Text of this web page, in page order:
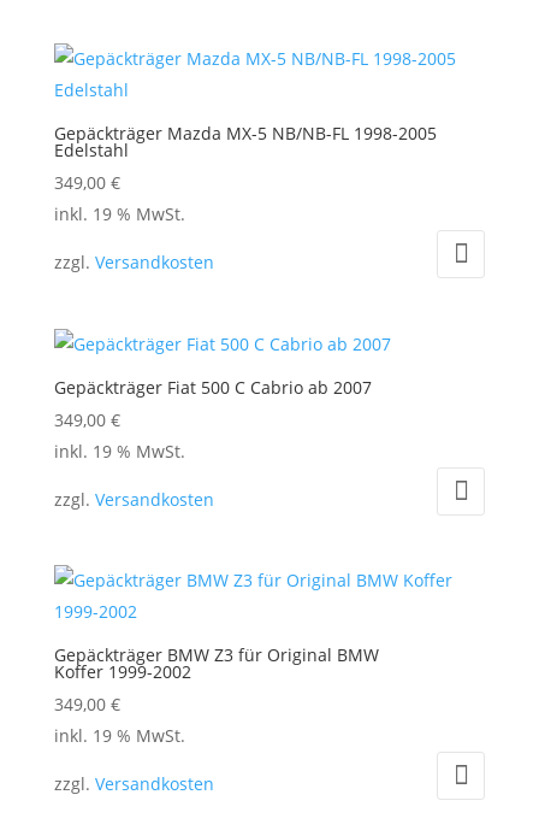
Gepäckträger Mazda MX-5 NB/NB-FL 1998-2005
Edelstahl
349,00 €
inkl. 19 % MwSt.
zzgl. Versandkosten
Gepäckträger Fiat 500 C Cabrio ab 2007
349,00 €
inkl. 19 % MwSt.
zzgl. Versandkosten
Gepäckträger BMW Z3 für Original BMW
Koffer 1999-2002
349,00 €
inkl. 19 % MwSt.
zzgl. Versandkosten